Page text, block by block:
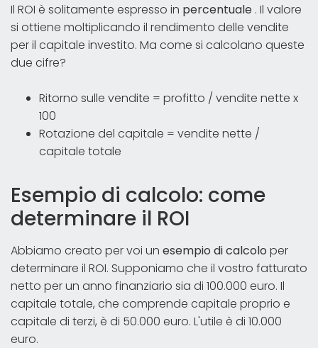
Il ROI è solitamente espresso in percentuale . Il valore
si ottiene moltiplicando il rendimento delle vendite
per il capitale investito. Ma come si calcolano queste
due cifre?
Ritorno sulle vendite = profitto / vendite nette x
100
Rotazione del capitale = vendite nette /
capitale totale
Esempio di calcolo: come
determinare il ROI
Abbiamo creato per voi un esempio di calcolo per
determinare il ROI. Supponiamo che il vostro fatturato
netto per un anno finanziario sia di 100.000 euro. Il
capitale totale, che comprende capitale proprio e
capitale di terzi, è di 50.000 euro. L'utile è di 10.000
euro.